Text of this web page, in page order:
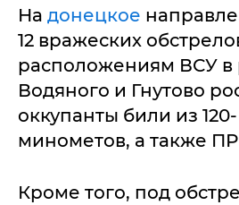
На донецкое
12 вражеских
расположениям ВСУ в
Водяного и Гнутово
оккупанты били из
минометов, а также
Кроме того, под